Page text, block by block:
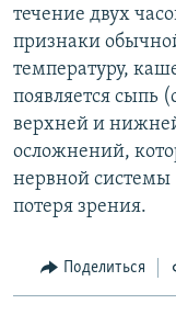
течение двух
признаки
температуру,
появляется сыпь
верхней и
осложнений,
нервной системы
потеря зрения.
Поделиться